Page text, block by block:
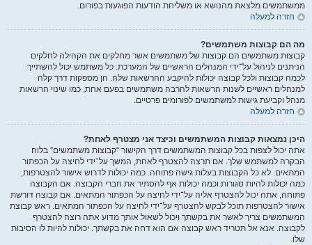
ממשתמשים מלצאת מהנושא או משליחת הודעות הפוגעות בפורום.
חזרה למעלה
מה הם קבוצות משתמשים?
קבוצות משתמשים הם קבוצות של משתמשים אשר מחלקים את הקהילה לחלקים
הניתנים לניהול על־ידי המנהלים הראשיים של המערכת. כל משתמש יכול להשתייך
לכמה קבוצות ולכל קבוצה יכולות להיקבע ההרשאות שלה. הן מספקות דרך קלה
למנהלים ראשיים לשנות הרשאות להרבה משתמשים בפעם אחת, כמו שינוי הרשאות
מנהל וקביעת גישות למשתמשים לפורומים פרטיים.
חזרה למעלה
היכן נמצאות קבוצות המשתמשים וכיצד אני מצטרף לאחת?
אתה יכול לצפות בכל קבוצות המשתמשים דרך הקישור “קבוצות משתמשים” בלוח
הבקרה למשתמש שלך. אם תרצה להצטרף לאחת, המשך על־ידי לחיצה על הכפתור
המתאים. לא כל הקבוצות בעלות גישה פתוחה. כמה יכולות לדרוש אישור להצטרפות,
כמה יכולות להיות סגורות וכמה יכולות אף להסתיר את חברי הקבוצה. אם הקבוצה
פתוחה, אתה יכול להצטרף אליה על־ידי לחיצה על הכפתור המתאים. אם קבוצה דורשת
אישור להצטרפות תוכל לבקש להצטרף על־ידי לחיצה על הכפתור המתאים. ראש קבוצת
המשתמשים צריך לאשר את בקשתך ויכול לשאול אותך מדוע אתה רוצה להצטרף
לקבוצה. אנא אל תטריד ראש קבוצה אם הוא דחה את בקשתך. יכולות להיות לו הסיבות
שלו.